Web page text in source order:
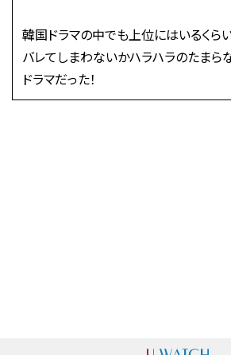
韓国ドラマの中でも上位にはいるくらい
バレてしまわないかハラハラのたまら
ドラマだった！